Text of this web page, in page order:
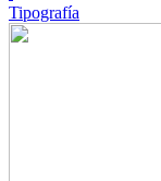
Tipografía